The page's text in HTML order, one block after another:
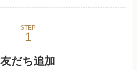
STEP
友だち追加